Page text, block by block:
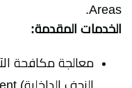
Areas.
الخدمات المقدمة:
معالجة مكافحة
الزحف الداخلية) Exterior Pest Control Treatment